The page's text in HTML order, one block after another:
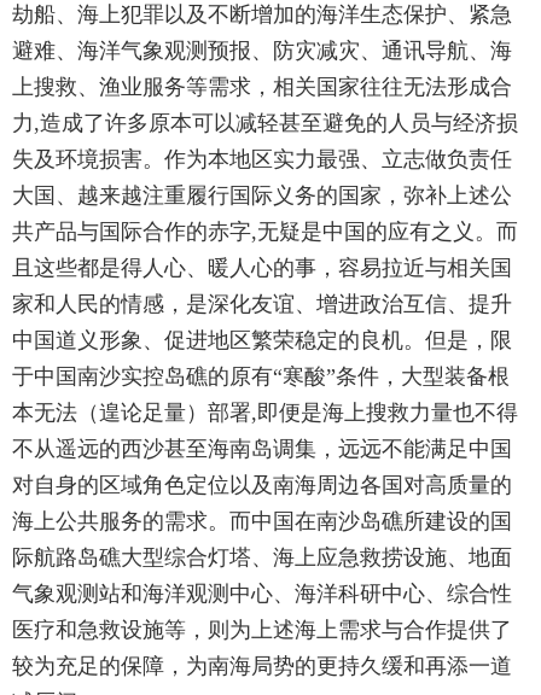
劫船、海上犯罪以及不断增加的海洋生态保护、紧急
避难、海洋气象观测预报、防灾减灾、通讯导航、海
上搜救、渔业服务等需求，相关国家往往无法形成合
力,造成了许多原本可以减轻甚至避免的人员与经济损
失及环境损害。作为本地区实力最强、立志做负责任
大国、越来越注重履行国际义务的国家，弥补上述公
共产品与国际合作的赤字,无疑是中国的应有之义。而
且这些都是得人心、暖人心的事，容易拉近与相关国
家和人民的情感，是深化友谊、增进政治互信、提升
中国道义形象、促进地区繁荣稳定的良机。但是，限
于中国南沙实控岛礁的原有“寒酸”条件，大型装备根
本无法（遑论足量）部署,即便是海上搜救力量也不得
不从遥远的西沙甚至海南岛调集，远远不能满足中国
对自身的区域角色定位以及南海周边各国对高质量的
海上公共服务的需求。而中国在南沙岛礁所建设的国
际航路岛礁大型综合灯塔、海上应急救捞设施、地面
气象观测站和海洋观测中心、海洋科研中心、综合性
医疗和急救设施等，则为上述海上需求与合作提供了
较为充足的保障，为南海局势的更持久缓和再添一道